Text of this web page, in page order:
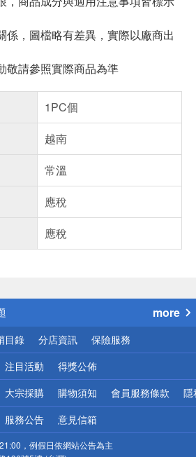
係，圖檔略有差異，實際以廠商出
敬請參照實際商品為準
1PC個
越南
常溫
應稅
應稅
配送
！請小心！
more
目錄 分店資訊 保險服務
注目活動 得獎公佈
大宗採購 購物須知 會員服務條款 隱
服務公告 意見信箱
，例假日依網站公告為主